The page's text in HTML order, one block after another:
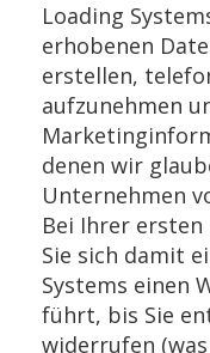
Loading
erhobenen
erstellen,
aufzunehmen
denen wir
Unternehmen
Bei Ihrer
Sie sich damit
Systems einen
führt, bis Sie
widerrufen